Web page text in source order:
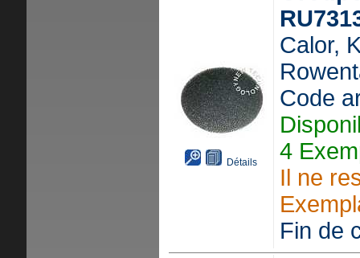
Détails
Calor,
Code
4
Il ne
Fin de